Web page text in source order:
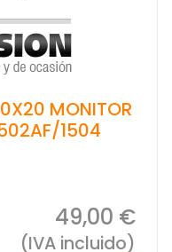
MONITOR
1504
49,00 €
(IVA incluido)